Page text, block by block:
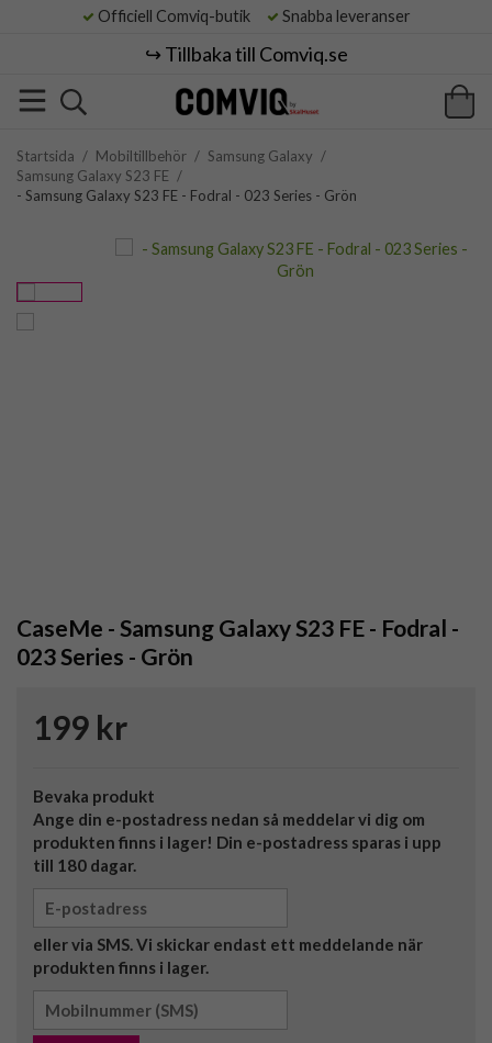
Officiell Comviq-butik Snabba leveranser
↪️ Tillbaka till Comviq.se
Startsida / Mobiltillbehör / Samsung Galaxy /
Samsung Galaxy S23 FE /
- Samsung Galaxy S23 FE - Fodral - 023 Series - Grön
CaseMe - Samsung Galaxy S23 FE - Fodral -
023 Series - Grön
199 kr
Bevaka produkt
Ange din e-postadress nedan så meddelar vi dig om
produkten finns i lager! Din e-postadress sparas i upp
till 180 dagar.
eller via SMS. Vi skickar endast ett meddelande när
produkten finns i lager.